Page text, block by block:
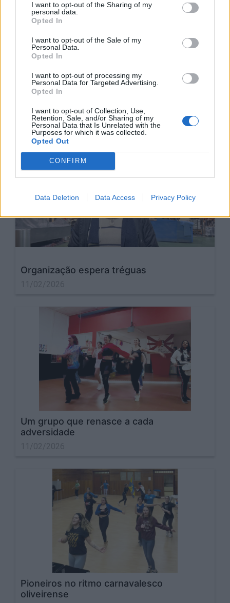
I want to opt-out of the Sharing of my
personal data.
Opted In
I want to opt-out of the Sale of my
Personal Data.
Opted In
I want to opt-out of processing my
Personal Data for Targeted Advertising.
Opted In
I want to opt-out of Collection, Use,
Retention, Sale, and/or Sharing of my
Personal Data that Is Unrelated with the
Purposes for which it was collected.
Opted Out
CONFIRM
Data Deletion Data Access Privacy Policy
Carnaval de Pindelo a dobrar
11/02/2026
Organização espera tréguas
Um grupo que renasce a cada
adversidade
Pioneiros no ritmo carnavalesco
oliveirense